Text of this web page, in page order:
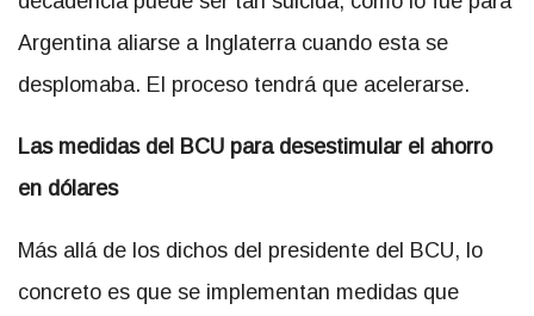
Argentina aliarse a Inglaterra cuando esta se
desplomaba. El proceso tendrá que acelerarse.
Las medidas del BCU para desestimular el ahorro
en dólares
Más allá de los dichos del presidente del BCU, lo
concreto es que se implementan medidas que